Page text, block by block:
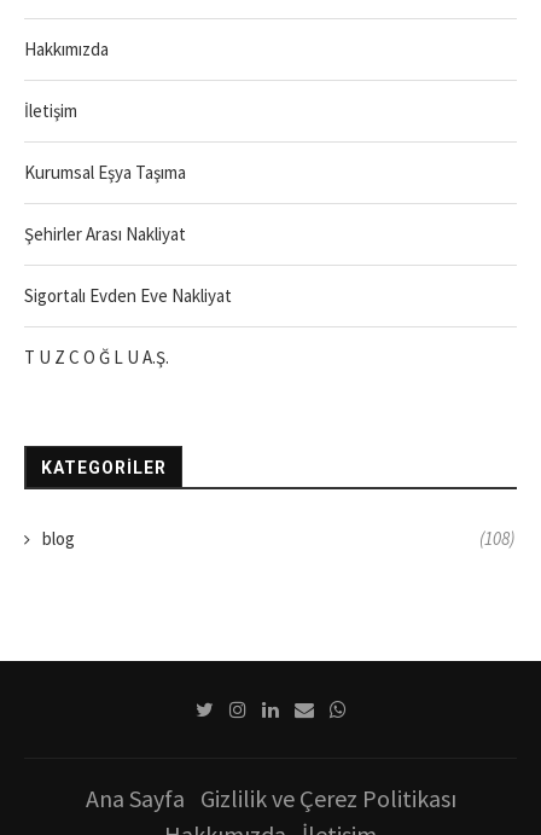
Hakkımızda
İletişim
Kurumsal Eşya Taşıma
Şehirler Arası Nakliyat
Sigortalı Evden Eve Nakliyat
T U Z C O Ğ L U A.Ş.
KATEGORILER
blog (108)
Ana Sayfa Gizlilik ve Çerez Politikası